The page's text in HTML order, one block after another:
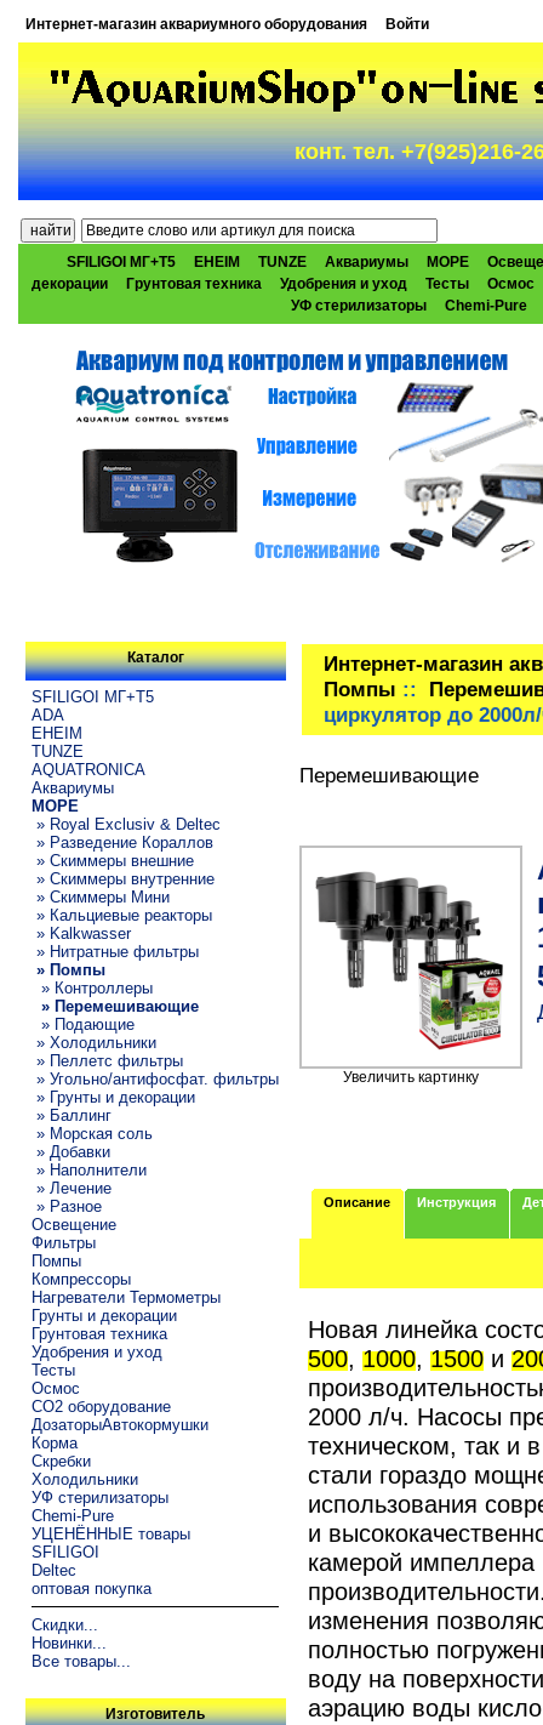
Интернет-магазин аквариумного оборудования Войти
конт. тел. +7(925)216-
SFILIGOI МГ+Т5 EHEIM TUNZE Аквариумы МОРЕ
декорации
Грунтовая техника Удобрения и уход Тесты
Осмос
УФ стерилизаторы
Chemi-Pure
Каталог
SFILIGOI МГ+Т5
ADA
EHEIM
TUNZE
AQUATRONICA
Аквариумы
МОРЕ
» Royal Exclusiv & Deltec
» Разведение Кораллов
» Скиммеры внешние
» Скиммеры внутренние
» Скиммеры Мини
» Кальциевые реакторы
» Kalkwasser
» Нитратные фильтры
» Помпы
» Контроллеры
» Перемешивающие
» Подающие
» Холодильники
» Пеллетс фильтры
» Угольно/антифосфат. фильтры
» Грунты и декорации
» Баллинг
» Морская соль
» Добавки
» Наполнители
» Лечение
» Разное
Освещение
Фильтры
Помпы
Компрессоры
Нагреватели Термометры
Грунты и декорации
Грунтовая техника
Удобрения и уход
Тесты
Осмос
CO2 оборудование
ДозаторыАвтокормушки
Корма
Скребки
Холодильники
УФ стерилизаторы
Chemi-Pure
УЦЕНЁННЫЕ товары
SFILIGOI
Deltec
оптовая покупка
Скидки...
Новинки...
Все товары...
Изготовитель
Интернет-магазин
Помпы ::
циркулятор до
Перемешивающие
Увеличить картинку
Описание Инструкция
Новая линейка
500, 1000, 1500и
2000 л/ч. Насосы
техническом, так и
стали гораздо
использования
и
камерой
изменения
полностью
воду на
аэрацию воды